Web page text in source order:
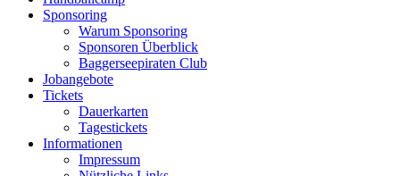
Sponsoring
Warum Sponsoring
Sponsoren Überblick
Baggerseepiraten Club
Jobangebote
Tickets
Dauerkarten
Tagestickets
Informationen
Impressum